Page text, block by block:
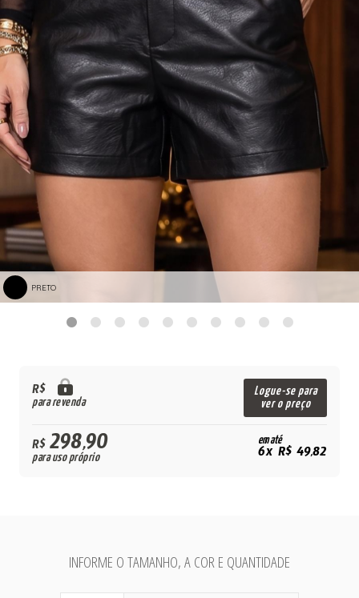
PRETO
R$
para revenda
Logue-se para
ver o preço
R$298,90
para uso próprio
em até
6x R$ 49,82
INFORME O TAMANHO, A COR E QUANTIDADE